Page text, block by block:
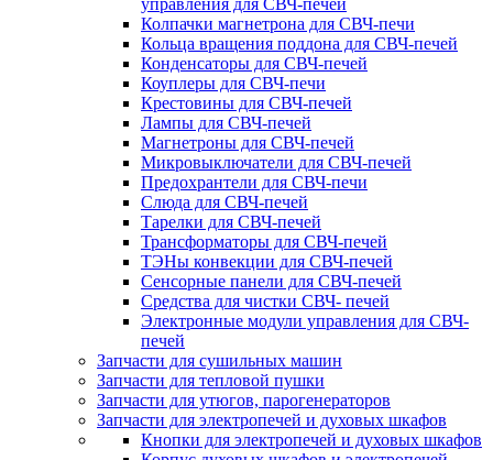
управления для СВЧ-печей
Колпачки магнетрона для СВЧ-печи
Кольца вращения поддона для СВЧ-печей
Конденсаторы для СВЧ-печей
Коуплеры для СВЧ-печи
Крестовины для СВЧ-печей
Лампы для СВЧ-печей
Магнетроны для СВЧ-печей
Микровыключатели для СВЧ-печей
Предохрантели для СВЧ-печи
Слюда для СВЧ-печей
Тарелки для СВЧ-печей
Трансформаторы для СВЧ-печей
ТЭНы конвекции для СВЧ-печей
Сенсорные панели для СВЧ-печей
Средства для чистки СВЧ- печей
Электронные модули управления для СВЧ-
печей
Запчасти для сушильных машин
Запчасти для тепловой пушки
Запчасти для утюгов, парогенераторов
Запчасти для электропечей и духовых шкафов
Кнопки для электропечей и духовых шкафов